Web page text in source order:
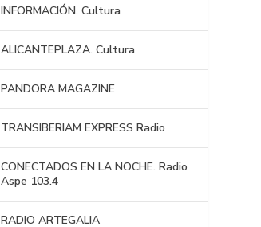
INFORMACIÓN. Cultura
ALICANTEPLAZA. Cultura
PANDORA MAGAZINE
TRANSIBERIAM EXPRESS Radio
CONECTADOS EN LA NOCHE. Radio
Aspe 103.4
RADIO ARTEGALIA